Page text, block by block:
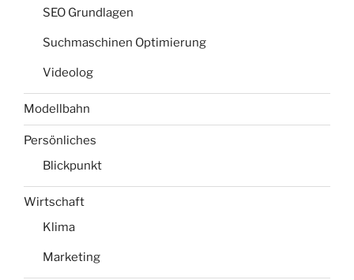
SEO Grundlagen
Suchmaschinen Optimierung
Videolog
Modellbahn
Persönliches
Blickpunkt
Wirtschaft
Klima
Marketing